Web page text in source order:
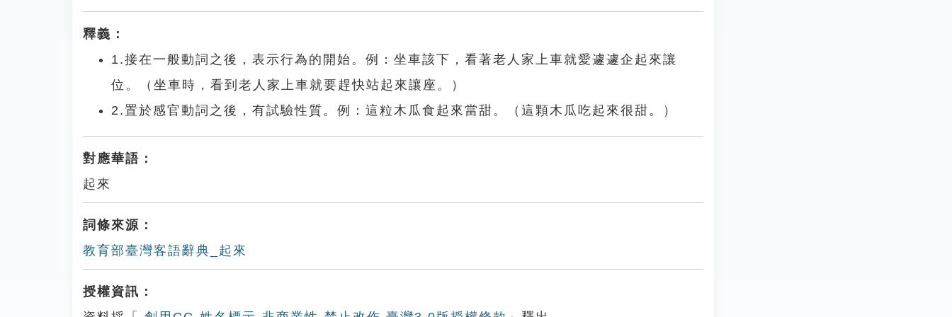
釋義：
1.接在一般動詞之後，表示行為的開始。例：坐車該下，看著老人家上車就愛遽遽企起來讓
位。（坐車時，看到老人家上車就要趕快站起來讓座。）
2.置於感官動詞之後，有試驗性質。例：這粒木瓜食起來當甜。（這顆木瓜吃起來很甜。）
對應華語：
起來
詞條來源：
教育部臺灣客語辭典_起來
授權資訊：